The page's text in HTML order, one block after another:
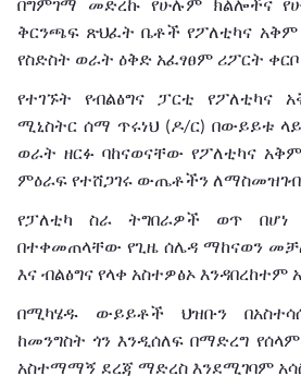
በግምገማ መድረኩ የሁሉም ክልሎችና
ቅርንጫፍ ጽህፈት ቤቶች የፖለቲካና አቅም
የስድስት ወራት ዕቅድ አፈፃፀም ሪፖርት ቀርቦ
የተገኙት የብልፅግና ፓርቲ የፖለቲካና
ሚኒስትር ሰማ ጥሩነህ(ዶ/ር) በውይይቱ
ወራት ዘርፉ ባከናወናቸው የፖለቲካና አቅም
ምዕራፍ የተሸጋገሩ ውጤቶችን ለማስመዝገብ
የፓለቲካ ስራ ትግበራዎች ወጥ በሆነ
በተቀመጠላቸው የጊዜ ሰሌዳ ማከናወን
እና ብልፅግና የላቀ አስተዎፅኦ እንዳበረከተም
በሚካሄዱ ውይይቶች ህዝቡን
ከመንግስት ጎን እንዲሰለፍ በማድረግ የሰላም
አስተማማኝ ደረጃ ማድረስ እንደሚገባም